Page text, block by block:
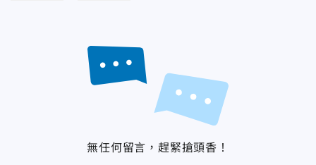
無任何留言，趕緊搶頭香！